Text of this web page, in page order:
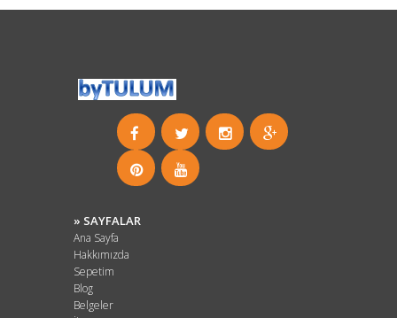
» SAYFALAR
Ana Sayfa
Hakkımızda
Sepetim
Blog
Belgeler